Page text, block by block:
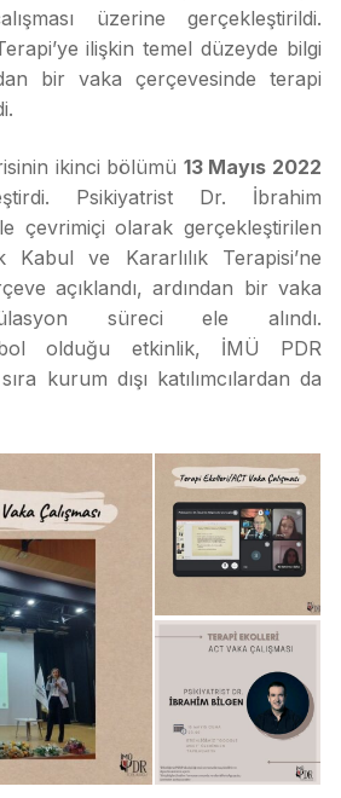
üzerine gerçekleştirildi.
ilişkin temel düzeyde bilgi
bir vaka çerçevesinde terapi
ikinci bölümü 13 Mayıs 2022
Psikiyatrist Dr. İbrahim
ile çevrimiçi olarak gerçekleştirilen
ve Kararlılık Terapisi’ne
açıklandı, ardından bir vaka
süreci ele alındı.
bol olduğu etkinlik, İMÜ PDR
kurum dışı katılımcılardan da